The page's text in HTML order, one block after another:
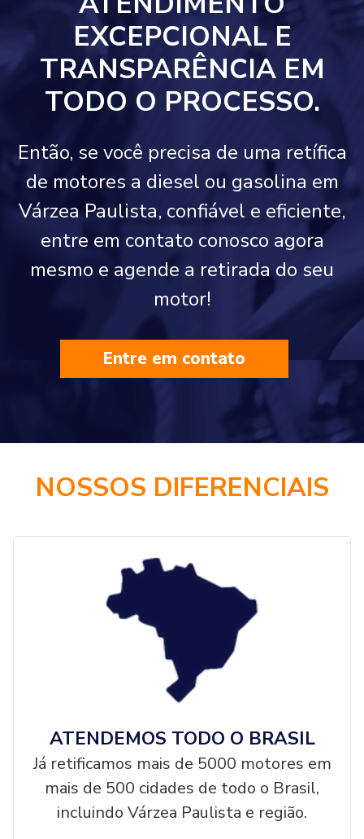
EXCEPCIONAL E
TRANSPARÊNCIA EM
TODO O PROCESSO.
Então, se você precisa de uma retífica
de motores a diesel ou gasolina em
Várzea Paulista, confiável e eficiente,
entre em contato conosco agora
mesmo e agende a retirada do seu
motor!
Entre em contato
NOSSOS DIFERENCIAIS
ATENDEMOS TODO O BRASIL
Já retificamos mais de 5000 motores em
mais de 500 cidades de todo o Brasil,
incluindo Várzea Paulista e região.